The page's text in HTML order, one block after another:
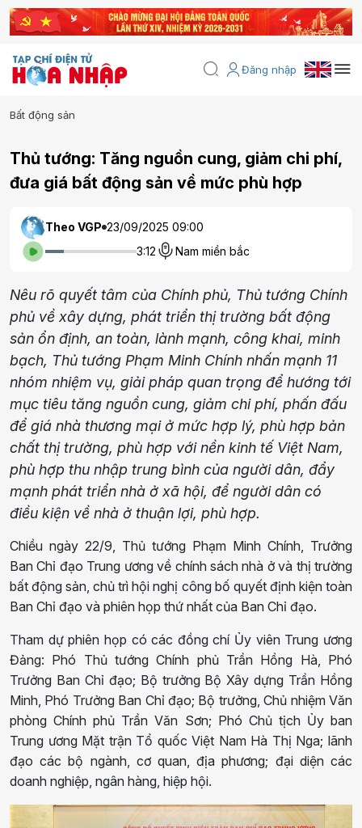
Đăng nhập
Bất động sản
Thủ tướng: Tăng nguồn cung, giảm chi phí,
đưa giá bất động sản về mức phù hợp
Theo VGP 23/09/2025 09:00
3:12
Nam miền bắc
Nêu rõ quyết tâm của Chính phủ, Thủ tướng Chính
phủ về xây dựng, phát triển thị trường bất động
sản ổn định, an toàn, lành mạnh, công khai, minh
bạch, Thủ tướng Phạm Minh Chính nhấn mạnh 11
nhóm nhiệm vụ, giải pháp quan trọng để hướng tới
mục tiêu tăng nguồn cung, giảm chi phí, phấn đấu
để giá nhà thương mại ở mức hợp lý, phù hợp bản
chất thị trường, phù hợp với nền kinh tế Việt Nam,
phù hợp thu nhập trung bình của người dân, đẩy
mạnh phát triển nhà ở xã hội, để người dân có
điều kiện về nhà ở thuận lợi, phù hợp.
Chiều ngày 22/9, Thủ tướng Phạm Minh Chính, Trưởng
Ban Chỉ đạo Trung ương về chính sách nhà ở và thị trường
bất động sản, chủ trì hội nghị công bố quyết định kiện toàn
Ban Chỉ đạo và phiên họp thứ nhất của Ban Chỉ đạo.
Tham dự phiên họp có các đồng chí Ủy viên Trung ương
Đảng: Phó Thủ tướng Chính phủ Trần Hồng Hà, Phó
Trưởng Ban Chỉ đạo; Bộ trưởng Bộ Xây dựng Trần Hồng
Minh, Phó Trưởng Ban Chỉ đạo; Bộ trưởng, Chủ nhiệm Văn
phòng Chính phủ Trần Văn Sơn; Phó Chủ tịch Ủy ban
Trung ương Mặt trận Tổ quốc Việt Nam Hà Thị Nga; lãnh
đạo các bộ ngành, cơ quan, địa phương; đại diện các
doanh nghiệp, ngân hàng, hiệp hội.